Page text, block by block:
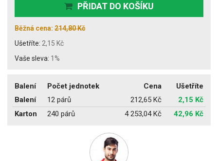
PŘIDAT DO KOŠÍKU
Běžná cena: 214,80 Kč
Ušetříte: 2,15 Kč
Vaše sleva: 1%
Balení Počet jednotek Cena
Ušetříte
Balení
12 párů 212,65 Kč
2,15 Kč
Karton
240 párů 4 253,04 Kč 42,96 Kč